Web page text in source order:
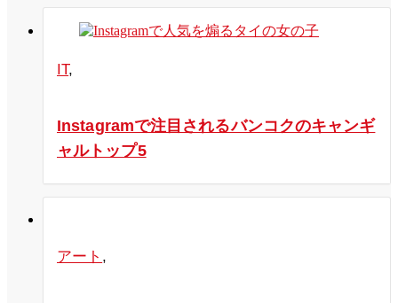
IT,
Instagramで注目されるバンコクのキャンギ
ャルトップ5
アート ,